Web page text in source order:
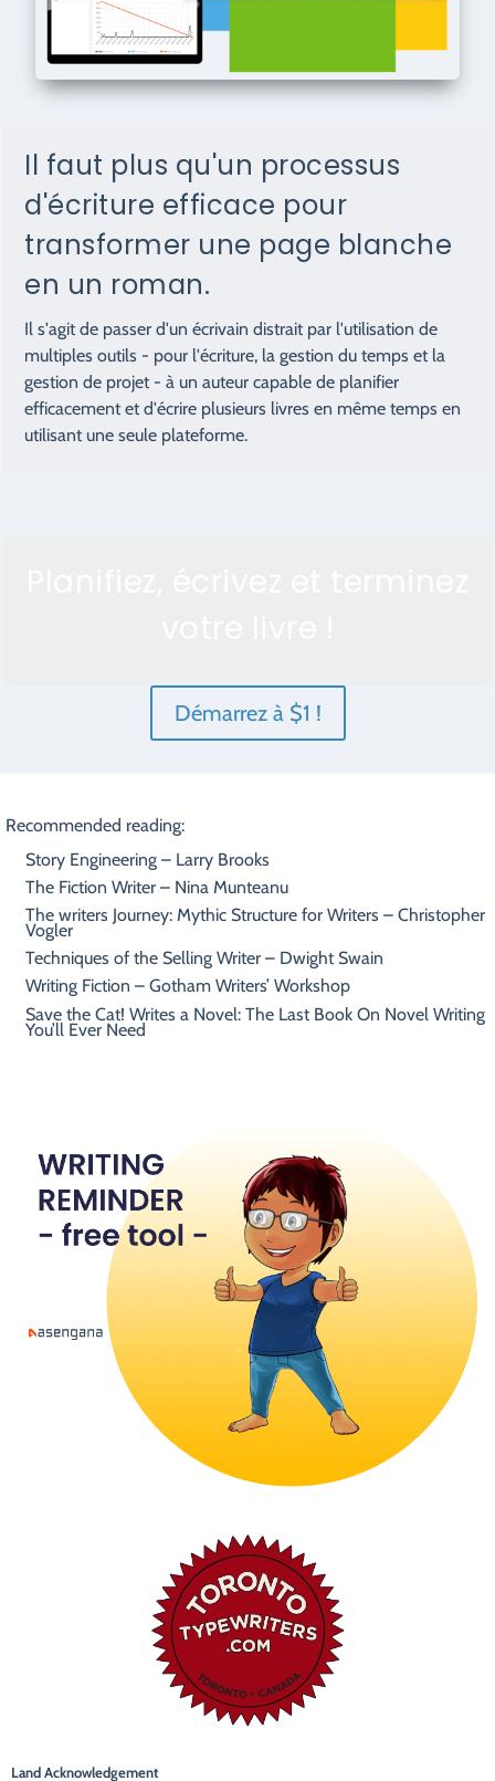
Il faut plus qu'un processus
d'écriture efficace pour
transformer une page blanche
en un roman.
Il s'agit de passer d'un écrivain distrait par l'utilisation de
multiples outils - pour l'écriture, la gestion du temps et la
gestion de projet - à un auteur capable de planifier
efficacement et d'écrire plusieurs livres en même temps en
utilisant une seule plateforme.
Démarrez à $1 !
Recommended reading:
Story Engineering – Larry Brooks
The Fiction Writer – Nina Munteanu
The writers Journey: Mythic Structure for Writers – Christopher
Vogler
Techniques of the Selling Writer – Dwight Swain
Writing Fiction – Gotham Writers’ Workshop
Save the Cat! Writes a Novel: The Last Book On Novel Writing
You’ll Ever Need
Land Acknowledgement